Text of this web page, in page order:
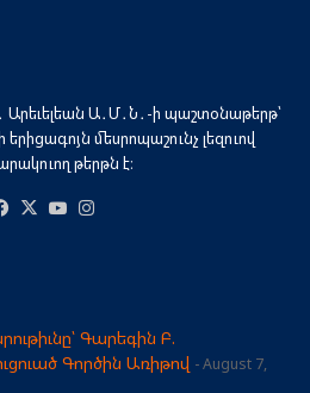
Արեւելեան Ա․Մ․Ն․-ի պաշտօնաթերթ՝
մեսրոպաշունչ լեզուով
թերթն է։
Facebook
X YouTube
Գարեգին Բ.
Գործին Առիթով
August 7,